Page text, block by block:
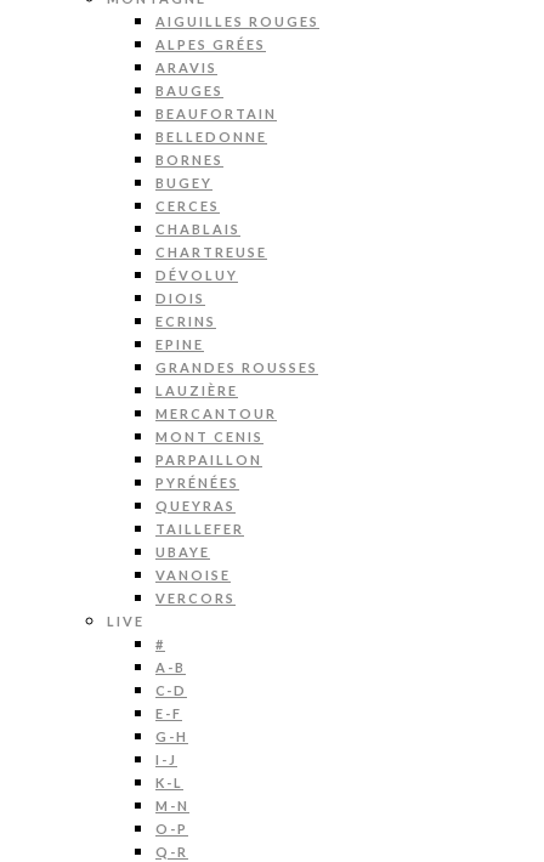
AIGUILLES ROUGES
ALPES GRÉES
ARAVIS
BAUGES
BEAUFORTAIN
BELLEDONNE
BORNES
BUGEY
CERCES
CHABLAIS
CHARTREUSE
DÉVOLUY
DIOIS
ECRINS
EPINE
GRANDES ROUSSES
LAUZIÈRE
MERCANTOUR
MONT CENIS
PARPAILLON
PYRÉNÉES
QUEYRAS
TAILLEFER
UBAYE
VANOISE
VERCORS
LIVE
#
A-B
C-D
E-F
G-H
I-J
K-L
M-N
O-P
Q-R